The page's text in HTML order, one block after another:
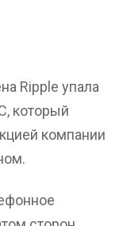
Ripple упала
который
компании